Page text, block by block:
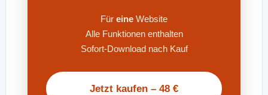
Für eine Website
Alle Funktionen enthalten
Sofort-Download nach Kauf
Jetzt kaufen – 48 €